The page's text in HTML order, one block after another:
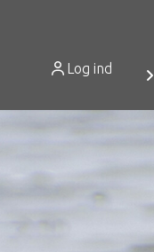
Log ind